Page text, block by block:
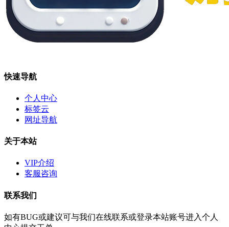
快速导航
个人中心
标签云
网址导航
关于本站
VIP介绍
客服咨询
联系我们
如有BUG或建议可与我们在线联系或登录本站账号进入个人